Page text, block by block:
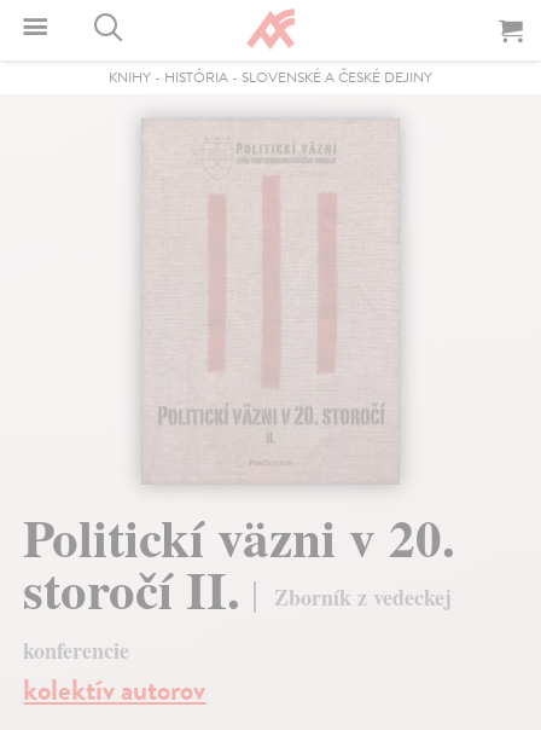
KNIHY - HISTÓRIA - SLOVENSKÉ A ČESKÉ DEJINY
Politickí väzni v 20.
storočí II.
Zborník z vedeckej
konferencie
kolektív autorov